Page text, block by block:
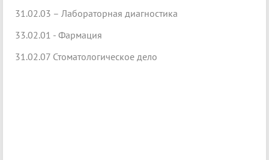
31.02.03 – Лабораторная диагностика
33.02.01 - Фармация
31.02.07 Стоматологическое дело